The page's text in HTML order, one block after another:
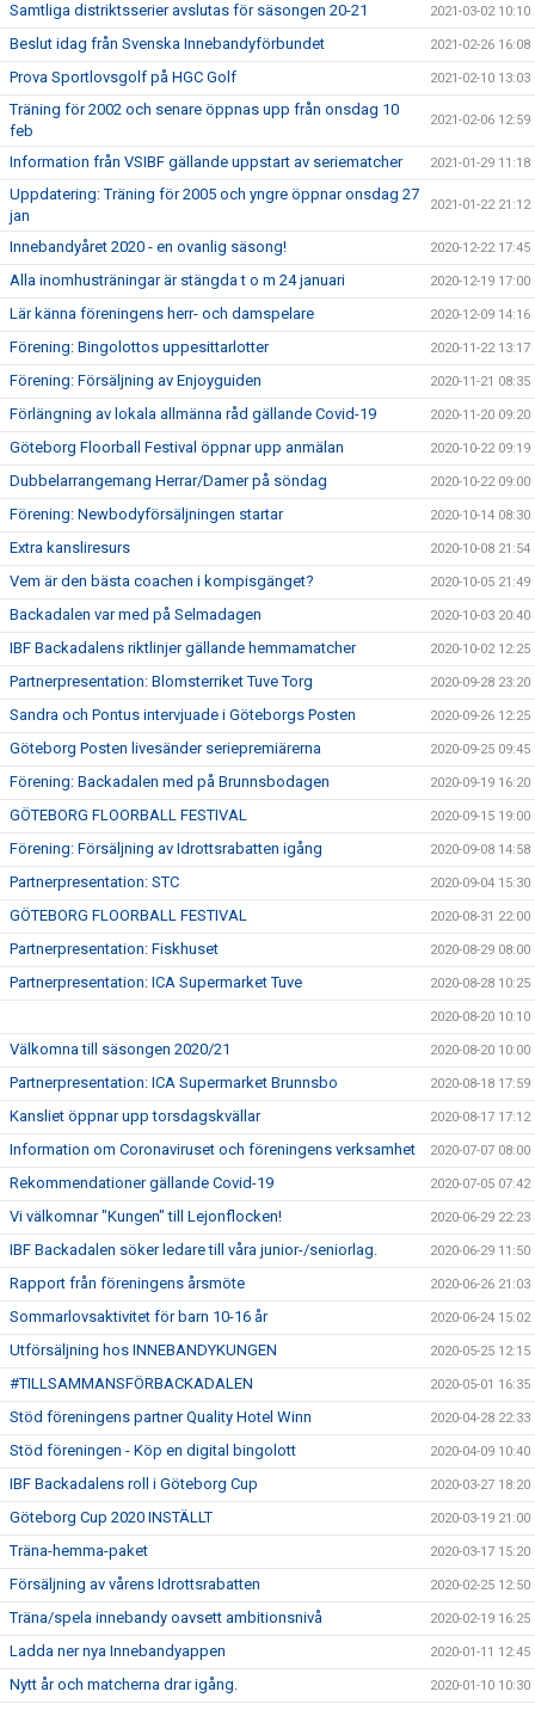
Samtliga distriktsserier avslutas för säsongen 20-21 2021-03-02 10:10
Beslut idag från Svenska Innebandyförbundet 2021-02-26 16:08
Prova Sportlovsgolf på HGC Golf 2021-02-10 13:03
Träning för 2002 och senare öppnas upp från onsdag 10
feb
2021-02-06 12:59
Information från VSIBF gällande uppstart av seriematcher 2021-01-29 11:18
Uppdatering: Träning för 2005 och yngre öppnar onsdag 27
jan
2021-01-22 21:12
Innebandyåret 2020 - en ovanlig säsong! 2020-12-22 17:45
Alla inomhusträningar är stängda t o m 24 januari 2020-12-19 17:00
Lär känna föreningens herr- och damspelare 2020-12-09 14:16
Förening: Bingolottos uppesittarlotter 2020-11-22 13:17
Förening: Försäljning av Enjoyguiden 2020-11-21 08:35
Förlängning av lokala allmänna råd gällande Covid-19 2020-11-20 09:20
Göteborg Floorball Festival öppnar upp anmälan 2020-10-22 09:19
Dubbelarrangemang Herrar/Damer på söndag 2020-10-22 09:00
Förening: Newbodyförsäljningen startar 2020-10-14 08:30
Extra kansliresurs 2020-10-08 21:54
Vem är den bästa coachen i kompisgänget? 2020-10-05 21:49
Backadalen var med på Selmadagen 2020-10-03 20:40
IBF Backadalens riktlinjer gällande hemmamatcher 2020-10-02 12:25
Partnerpresentation: Blomsterriket Tuve Torg 2020-09-28 23:20
Sandra och Pontus intervjuade i Göteborgs Posten 2020-09-26 12:25
Göteborg Posten livesänder seriepremiärerna 2020-09-25 09:45
Förening: Backadalen med på Brunnsbodagen 2020-09-19 16:20
GÖTEBORG FLOORBALL FESTIVAL 2020-09-15 19:00
Förening: Försäljning av Idrottsrabatten igång 2020-09-08 14:58
Partnerpresentation: STC 2020-09-04 15:30
GÖTEBORG FLOORBALL FESTIVAL 2020-08-31 22:00
Partnerpresentation: Fiskhuset 2020-08-29 08:00
Partnerpresentation: ICA Supermarket Tuve 2020-08-28 10:25
2020-08-20 10:10
Välkomna till säsongen 2020/21 2020-08-20 10:00
Partnerpresentation: ICA Supermarket Brunnsbo 2020-08-18 17:59
Kansliet öppnar upp torsdagskvällar 2020-08-17 17:12
Information om Coronaviruset och föreningens verksamhet 2020-07-07 08:00
Rekommendationer gällande Covid-19 2020-07-05 07:42
Vi välkomnar "Kungen" till Lejonflocken! 2020-06-29 22:23
IBF Backadalen söker ledare till våra junior-/seniorlag. 2020-06-29 11:50
Rapport från föreningens årsmöte 2020-06-26 21:03
Sommarlovsaktivitet för barn 10-16 år 2020-06-24 15:02
Utförsäljning hos INNEBANDYKUNGEN 2020-05-25 12:15
#TILLSAMMANSFÖRBACKADALEN 2020-05-01 16:35
Stöd föreningens partner Quality Hotel Winn 2020-04-28 22:33
Stöd föreningen - Köp en digital bingolott 2020-04-09 10:40
IBF Backadalens roll i Göteborg Cup 2020-03-27 18:20
Göteborg Cup 2020 INSTÄLLT 2020-03-19 21:00
Träna-hemma-paket 2020-03-17 15:20
Försäljning av vårens Idrottsrabatten 2020-02-25 12:50
Träna/spela innebandy oavsett ambitionsnivå 2020-02-19 16:25
Ladda ner nya Innebandyappen 2020-01-11 12:45
Nytt år och matcherna drar igång. 2020-01-10 10:30